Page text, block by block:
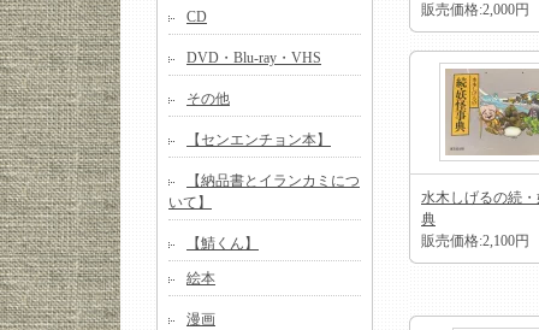
CD
DVD・Blu-ray・VHS
その他
【センエンチョン本】
【納品書とイランカミにつ
いて】
【鯖くん】
絵本
漫画
販売価格:2,000円
水木しげるの続
典
販売価格:2,100円